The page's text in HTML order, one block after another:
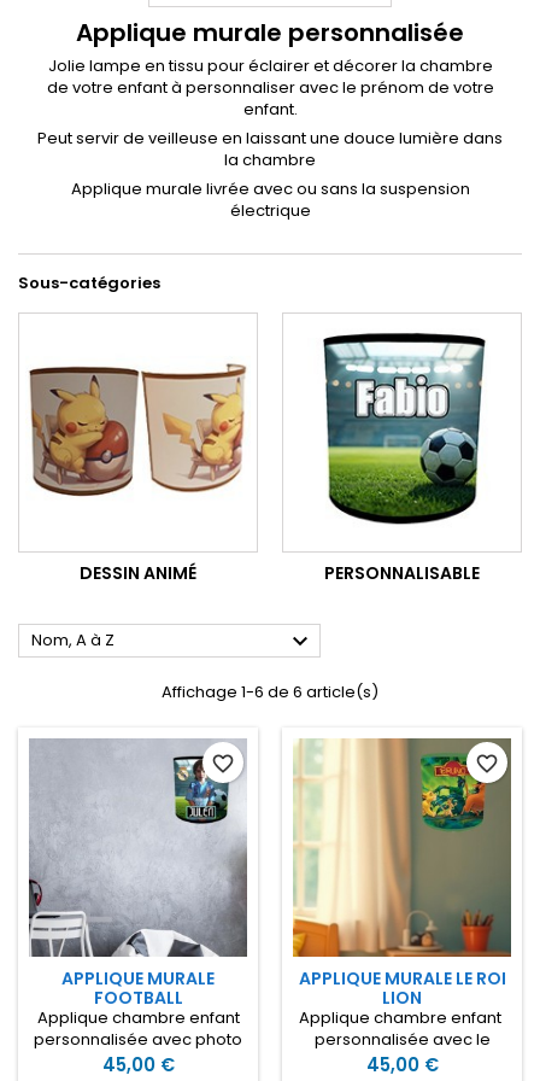
Applique murale personnalisée
Jolie lampe en tissu pour éclairer et décorer la chambre
de votre enfant à personnaliser avec le prénom de votre
enfant.
Peut servir de veilleuse en laissant une douce lumière dans
la chambre
Applique murale livrée avec ou sans la suspension
électrique
Sous-catégories
DESSIN ANIMÉ PERSONNALISABLE
Nom, A à Z 
Affichage 1-6 de 6 article(s)
APPLIQUE MURALE
FOOTBALL
Applique chambre enfant
personnalisée avec photo
et le prénom de votre
45,00 €
favorite_border
APPLIQUE MURALE LE ROI
LION
Applique chambre enfant
personnalisée avec le
prénom de votre enfant sur
45,00 €
favorite_border